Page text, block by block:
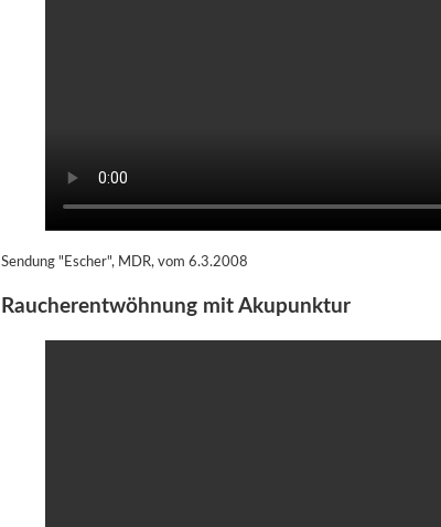
Sendung "Escher", MDR, vom 6.3.2008
Raucherentwöhnung mit Akupunktur